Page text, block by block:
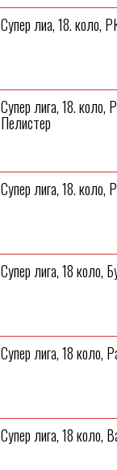
Супер лиа, 18. коло,
Супер лига, 18.
Пелистер
Супер лига, 18.
Супер лига, 18 коло,
Супер лига, 18 коло,
Супер лига, 18 коло,